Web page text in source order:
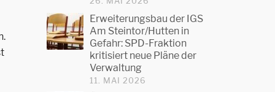
Erweiterungsbau der IGS
Am Steintor/Hutten in
Gefahr: SPD-Fraktion
kritisiert neue Pläne der
Verwaltung
11. MAI 2026